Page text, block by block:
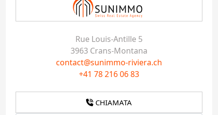
Rue Louis-Antille 5
3963 Crans-Montana
contact@sunimmo-riviera.ch
+41 78 216 06 83
CHIAMATA